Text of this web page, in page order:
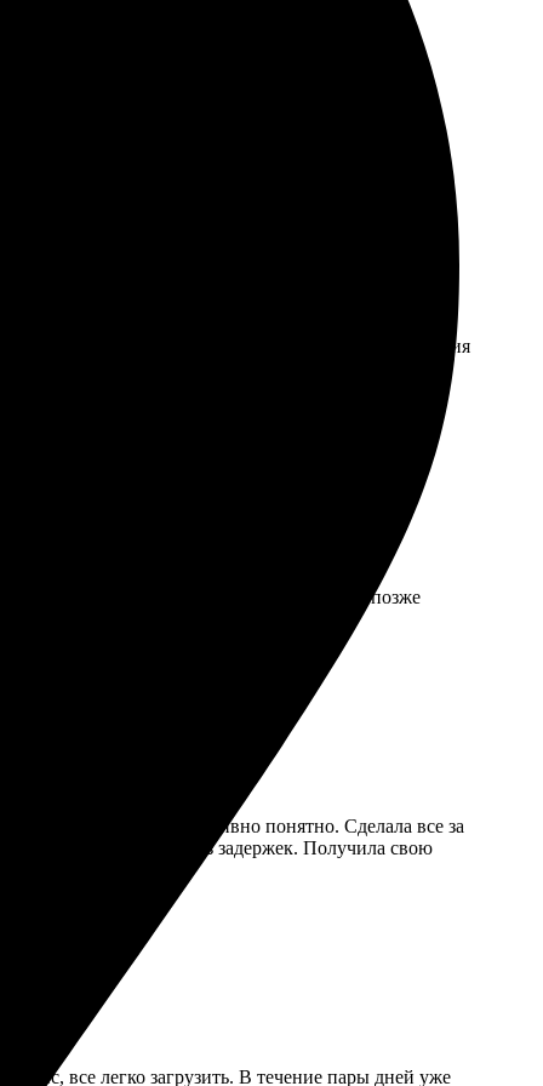
фотографии отличного качества, никаких
вернусь снова!
простой и интуитивно понятный. Выбор оформления
подтверждение заказа, ждал всего пару дней.
и количество. Заказ оформился быстро, а позже
Доставили точно в срок. Рекомендую!
интерфейс, все интуитивно понятно. Сделала все за
была быстрой и без задержек. Получила свою
все легко загрузить. В течение пары дней уже